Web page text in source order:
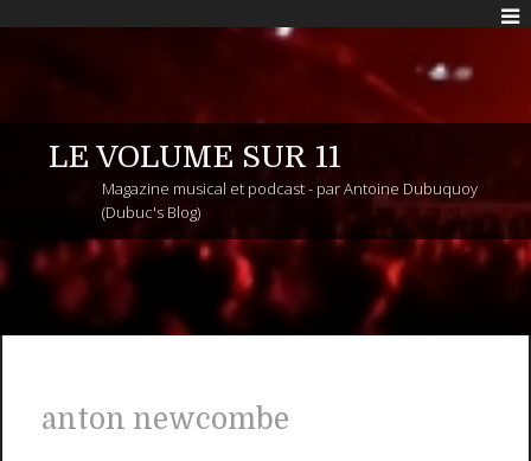
LE VOLUME SUR 11
Magazine musical et podcast - par Antoine Dubuquoy
(Dubuc's Blog)
anton newcombe